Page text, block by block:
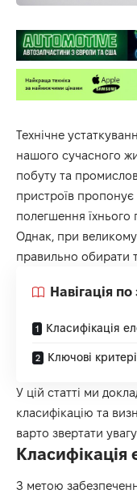
Технічне
нашого сучасного
побуту та
пристроїв пропонує
полегшення їхнього
Однак, при великому
правильно обирати
Навігація по
Класифікація
Ключові
У цій статті ми
класифікацію та
варто звертати
Класифікація
З метою